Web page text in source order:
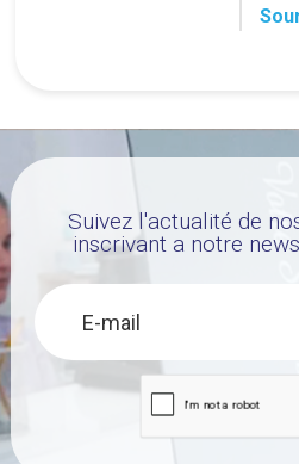
Suivez l'actualité de
inscrivant a notre